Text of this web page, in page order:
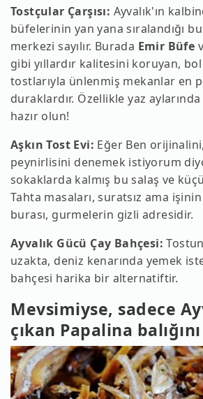
Tostçular Çarşısı: Ayvalık'ın
büfelerinin yan yana sıralandığı
merkezi sayılır. Burada Emir Büfe
gibi yıllardır kalitesini koruyan,
tostlarıyla ünlenmiş mekanlar en
duraklardır. Özellikle yaz
hazır olun!
Aşkın Tost Evi: Eğer Ben
peynirlisini denemek istiyorum
sokaklarda kalmış bu salaş ve
Tahta masaları, suratsız ama
burası, gurmelerin gizli adresidir.
Ayvalık Gücü Çay Bahçesi:
uzakta, deniz kenarında yemek
bahçesi harika bir alternatiftir.
Mevsimiyse, sadece
çıkan Papalina